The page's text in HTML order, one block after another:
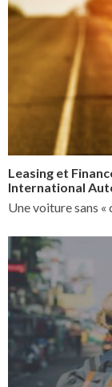
Leasing et
International
Une voiture sans «